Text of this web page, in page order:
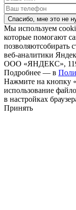
Спасибо, мне это не
Мы используем
которые помогают
позволяютсобирать
веб-аналитики
ООО «ЯНДЕКС»,
Подробнее — в
Нажмите на кнопку
использование
в настройках
Принять